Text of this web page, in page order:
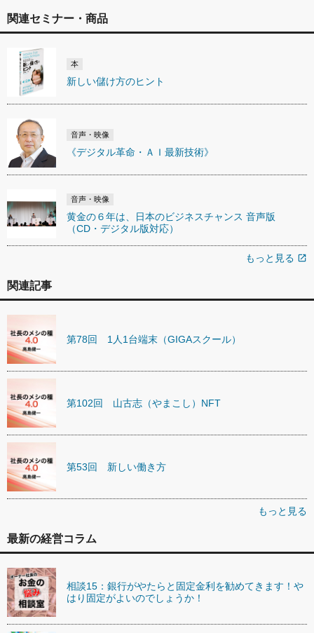
関連セミナー・商品
本
新しい儲け方のヒント
音声・映像
《デジタル革命・ＡＩ最新技術》
音声・映像
黄金の６年は、日本のビジネスチャンス 音声版
（CD・デジタル版対応）
もっと見る open_in_new
関連記事
第78回 1人1台端末（GIGAスクール）
第102回 山古志（やまこし）NFT
第53回 新しい働き方
もっと見る
最新の経営コラム
相談15：銀行がやたらと固定金利を勧めてきます！や
はり固定がよいのでしょうか！